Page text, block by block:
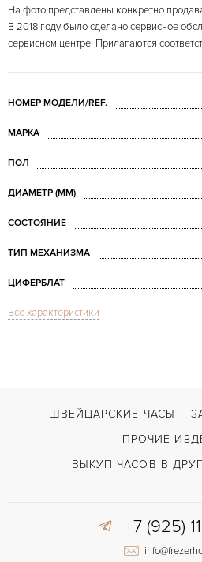
На фото представлены конкретно
В 2018 году было сделано сервисное
сервисном центре. Прилагаются
НОМЕР МОДЕЛИ/REF.
МАРКА
ПОЛ
ДИАМЕТР (MM)
СОСТОЯНИЕ
ТИП МЕХАНИЗМА
ЦИФЕРБЛАТ
СТЕКЛО
ВОЗМОЖНОСТИ ДОСТАВКИ
Все характеристики
ШВЕЙЦАРСКИЕ ЧАСЫ
ПРОЧИЕ
ВЫКУП ЧАСОВ В
+7 (925)